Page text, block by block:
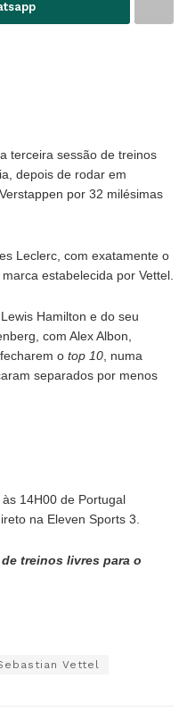
terceira sessão de treinos
depois de rodar em
por 32 milésimas
Leclerc, com exatamente o
estabelecida por Vettel.
Hamilton e do seu
com Alex Albon,
o top 10, numa
separados por menos
14H00 de Portugal
na Eleven Sports 3.
treinos livres para o
Vettel